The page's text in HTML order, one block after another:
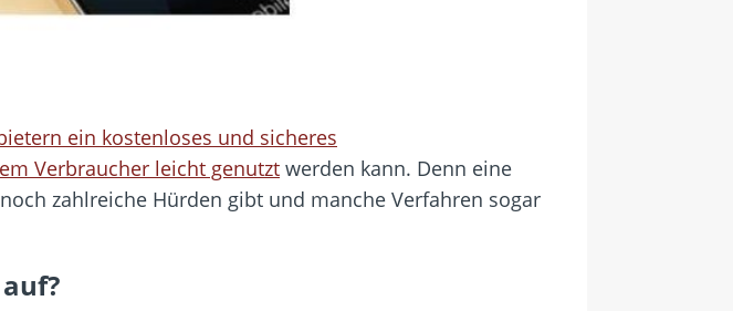
ein kostenloses und sicheres
Verbraucher leicht genutzt werden kann. Denn eine
zahlreiche Hürden gibt und manche Verfahren sogar